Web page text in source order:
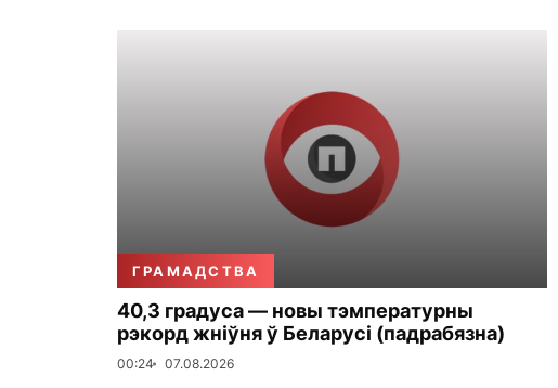
ГРАМАДСТВА
40,3 градуса — новы тэмпературны
рэкорд жніўня ў Беларусі (падрабязна)
00:24 07.08.2026